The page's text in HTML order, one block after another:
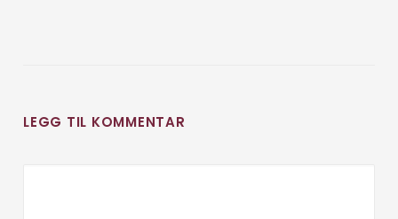
LEGG TIL KOMMENTAR